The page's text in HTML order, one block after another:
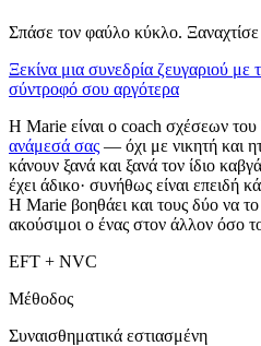
Σπάσε τον φαύλο κύκλο.
Ξεκίνα μια συνεδρία ζευγαριού
σύντροφό σου αργότερα
Η Marie είναι ο coach σχέσεων
ανάμεσά σας — όχι με νικητή και
κάνουν ξανά και ξανά τον ίδιο
έχει άδικο· συνήθως είναι επειδή
Η Marie βοηθάει και τους δύο να
ακούσιμοι ο ένας στον άλλον όσο
EFT + NVC
Μέθοδος
Συναισθηματικά εστιασμένη